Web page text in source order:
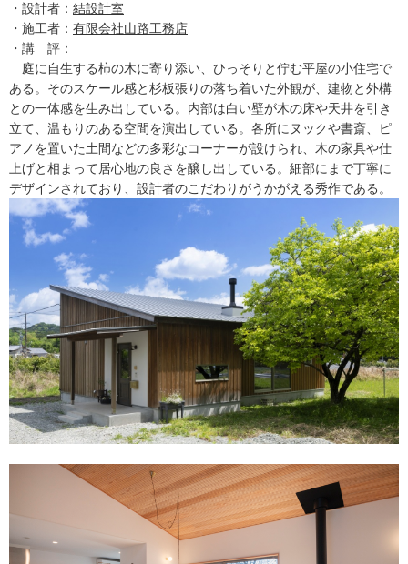
・設計者： 結設計室
・施工者： 有限会社山路工務店
・講 評：
庭に自生する柿の木に寄り添い、ひっそりと佇む平屋の小住宅で
ある。そのスケール感と杉板張りの落ち着いた外観が、建物と外構
との一体感を生み出している。内部は白い壁が木の床や天井を引き
立て、温もりのある空間を演出している。各所にヌックや書斎、ピ
アノを置いた土間などの多彩なコーナーが設けられ、木の家具や仕
上げと相まって居心地の良さを醸し出している。細部にまで丁寧に
デザインされており、設計者のこだわりがうかがえる秀作である。